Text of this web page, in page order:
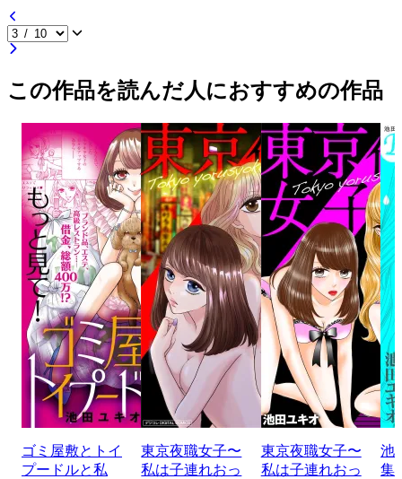
この作品を読んだ人におすすめの作品
ゴミ屋敷とトイ
プードルと私
東京夜職女子〜
私は子連れおっ
東京夜職女子〜
私は子連れおっ
池
集